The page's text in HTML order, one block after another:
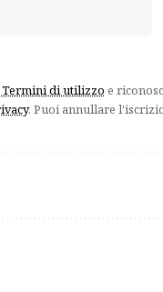
Termini di utilizzo e
. Puoi annullare